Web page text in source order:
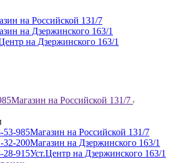
на Российской 131/7
на Дзержинского 163/1
на Дзержинского 163/1
Магазин на Российской 131/7
53-985Магазин на Российской 131/7
32-200Магазин на Дзержинского 163/1
28-915Уст.Центр на Дзержинского 163/1